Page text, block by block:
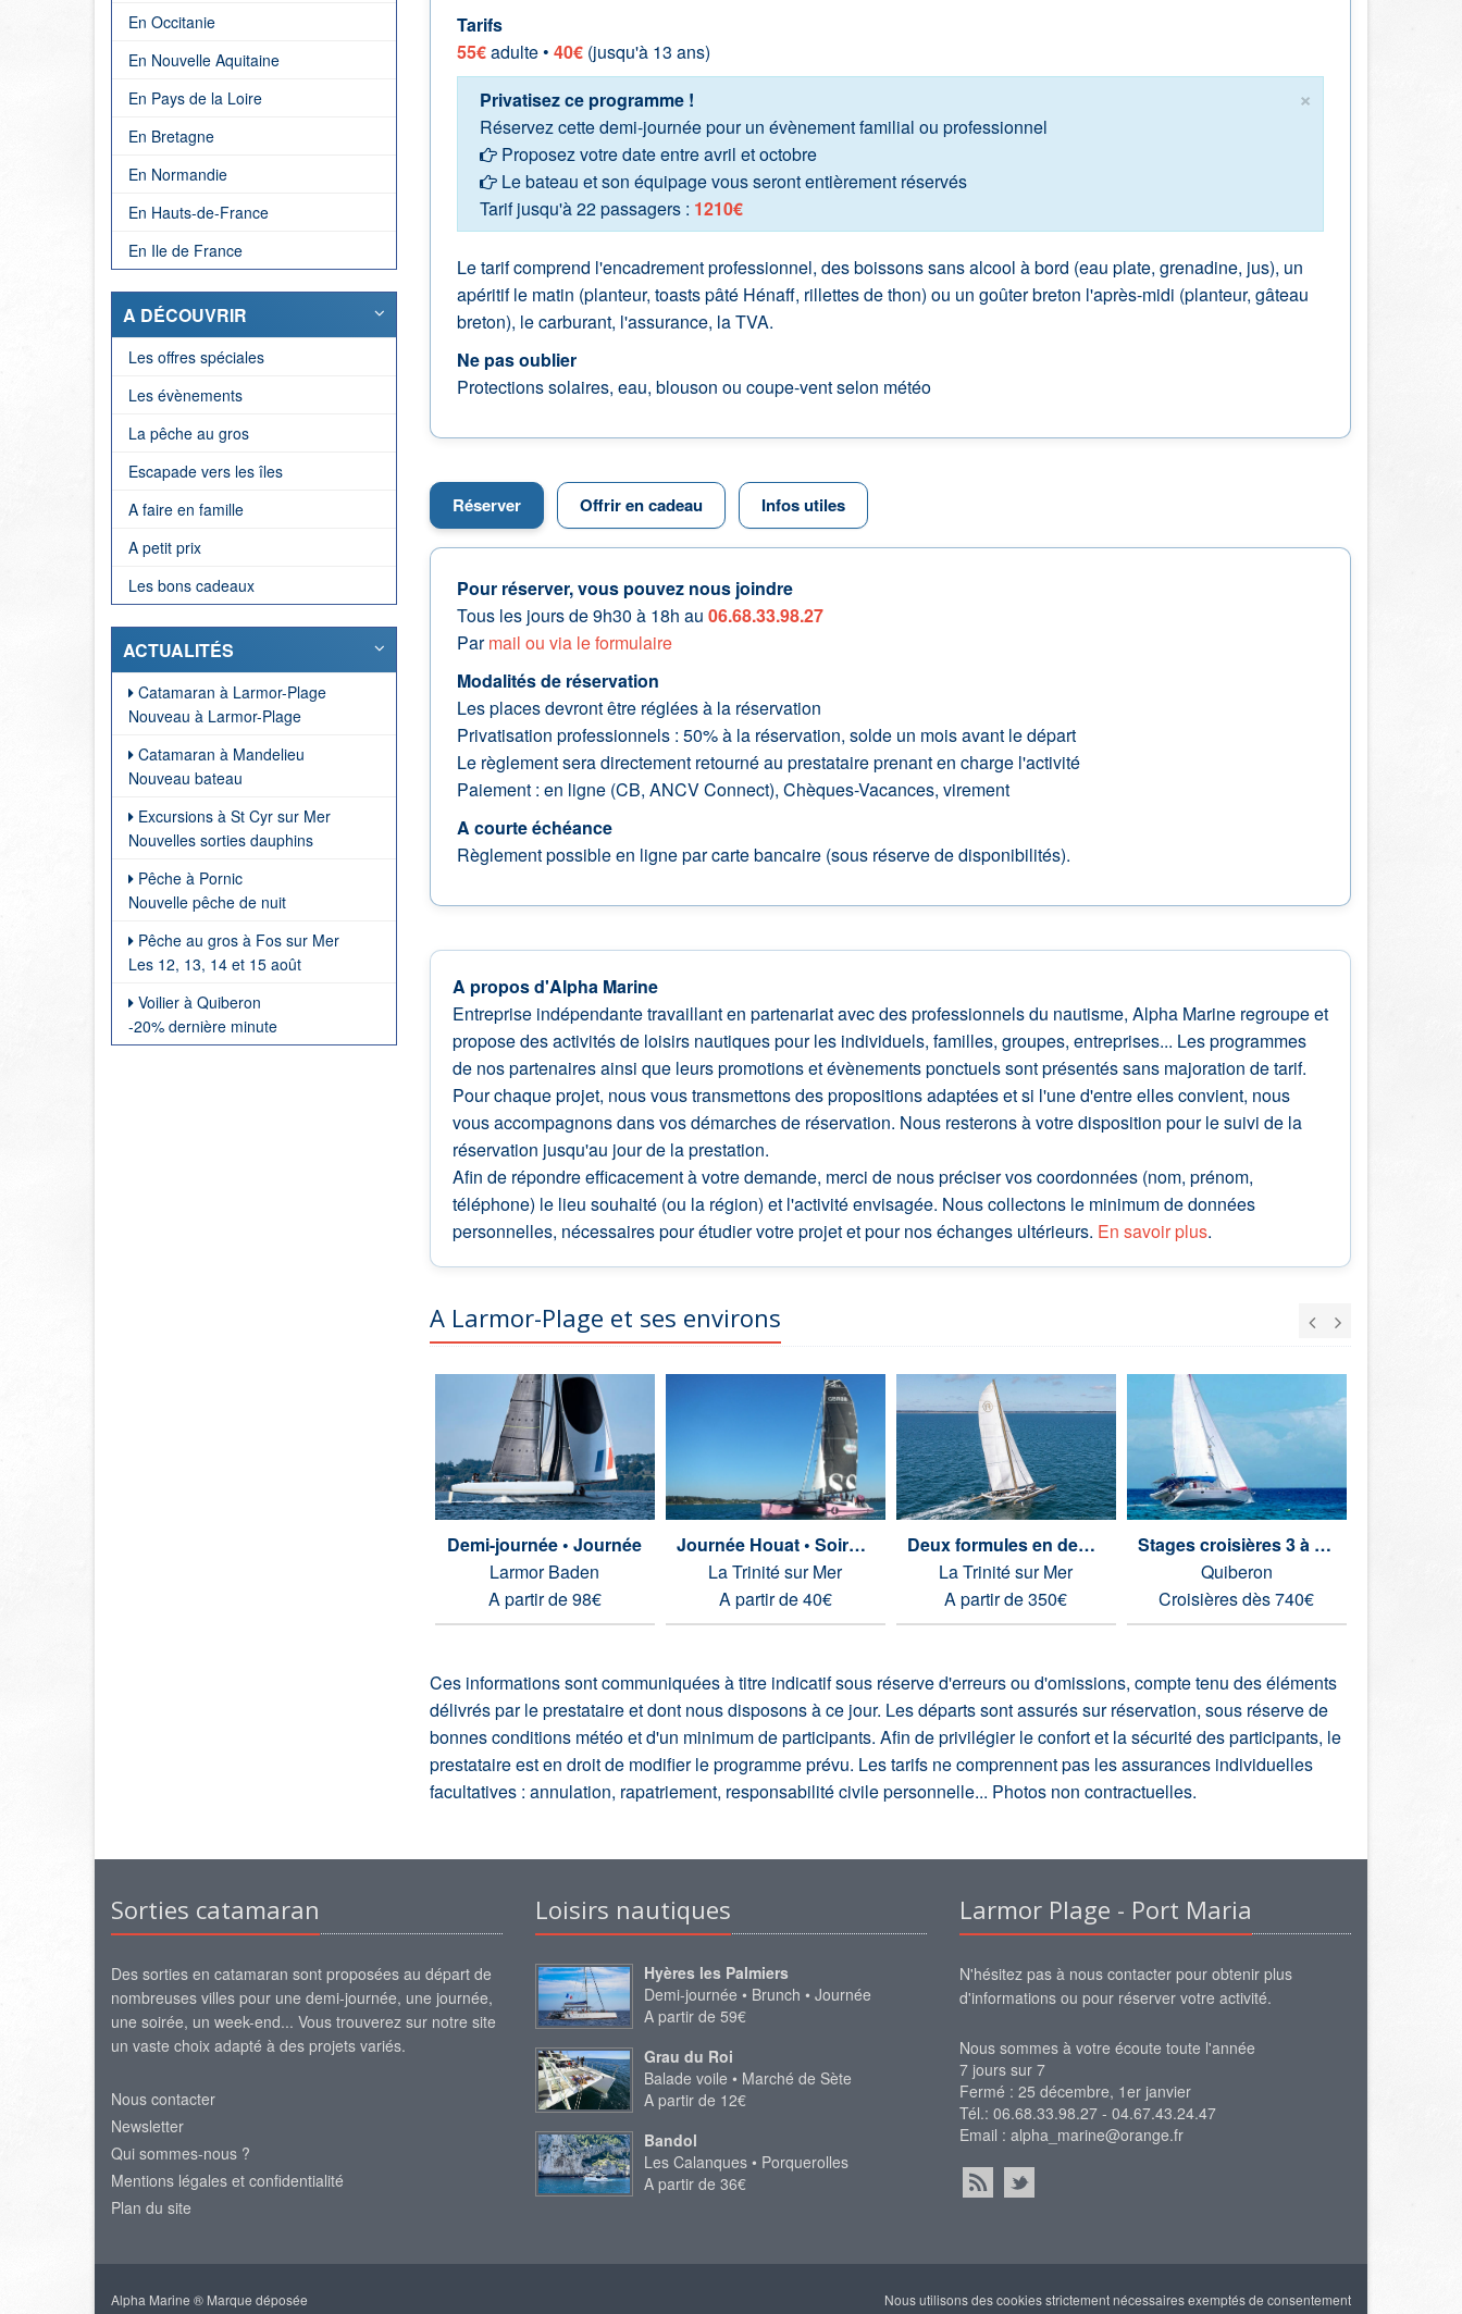
Tarifs
55€adulte • 40€(jusqu'à 13 ans)
×
Privatisez ce programme !
Réservez cette demi-journée pour un évènement familial ou professionnel
Proposez votre date entre avril et octobre
Le bateau et son équipage vous seront entièrement réservés
Tarif jusqu'à 22 passagers : 1210€
Le tarif comprend l'encadrement professionnel, des boissons sans alcool à bord (eau plate, grenadine, jus), un
apéritif le matin (planteur, toasts pâté Hénaff, rillettes de thon) ou un goûter breton l'après-midi (planteur, gâteau
breton), le carburant, l'assurance, la TVA.
Ne pas oublier
Protections solaires, eau, blouson ou coupe-vent selon météo
Réserver Offrir en cadeau Infos utiles
Pour réserver, vous pouvez nous joindre
Tous les jours de 9h30 à 18h au 06.68.33.98.27
Parmail ou via le formulaire
Modalités de réservation
Les places devront être réglées à la réservation
Privatisation professionnels : 50% à la réservation, solde un mois avant le départ
Le règlement sera directement retourné au prestataire prenant en charge l'activité
Paiement : en ligne (CB, ANCV Connect), Chèques-Vacances, virement
A courte échéance
Règlement possible en ligne par carte bancaire (sous réserve de disponibilités).
A propos d'Alpha Marine
Entreprise indépendante travaillant en partenariat avec des professionnels du nautisme, Alpha Marine regroupe et
propose des activités de loisirs nautiques pour les individuels, familles, groupes, entreprises... Les programmes
de nos partenaires ainsi que leurs promotions et évènements ponctuels sont présentés sans majoration de tarif.
Pour chaque projet, nous vous transmettons des propositions adaptées et si l'une d'entre elles convient, nous
vous accompagnons dans vos démarches de réservation. Nous resterons à votre disposition pour le suivi de la
réservation jusqu'au jour de la prestation.
Afin de répondre efficacement à votre demande, merci de nous préciser vos coordonnées (nom, prénom,
téléphone) le lieu souhaité (ou la région) et l'activité envisagée. Nous collectons le minimum de données
personnelles, nécessaires pour étudier votre projet et pour nos échanges ultérieurs. En savoir plus.
A Larmor-Plage et ses environs
Demi-journée • Journée
Larmor Baden
A partir de 98€
Journée Houat • Soirée apéro
La Trinité sur Mer
A partir de 40€
Deux formules en demi-journée
La Trinité sur Mer
A partir de 350€
Stages croisières 3 à 5 jours
Quiberon
Croisières dès 740€
Ces informations sont communiquées à titre indicatif sous réserve d'erreurs ou d'omissions, compte tenu des éléments
délivrés par le prestataire et dont nous disposons à ce jour. Les départs sont assurés sur réservation, sous réserve de
bonnes conditions météo et d'un minimum de participants. Afin de privilégier le confort et la sécurité des participants, le
prestataire est en droit de modifier le programme prévu. Les tarifs ne comprennent pas les assurances individuelles
facultatives : annulation, rapatriement, responsabilité civile personnelle... Photos non contractuelles.
En Occitanie
En Nouvelle Aquitaine
En Pays de la Loire
En Bretagne
En Normandie
En Hauts-de-France
En Ile de France
A DÉCOUVRIR
Les offres spéciales
Les évènements
La pêche au gros
Escapade vers les îles
A faire en famille
A petit prix
Les bons cadeaux
ACTUALITÉS
Catamaran à Larmor-Plage
Nouveau à Larmor-Plage
Catamaran à Mandelieu
Nouveau bateau
Excursions à St Cyr sur Mer
Nouvelles sorties dauphins
Pêche à Pornic
Nouvelle pêche de nuit
Pêche au gros à Fos sur Mer
Les 12, 13, 14 et 15 août
Voilier à Quiberon
-20% dernière minute
Sorties catamaran
Des sorties en catamaran sont proposées au départ de
nombreuses villes pour une demi-journée, une journée,
une soirée, un week-end... Vous trouverez sur notre site
un vaste choix adapté à des projets variés.
Nous contacter
Newsletter
Qui sommes-nous ?
Mentions légales et confidentialité
Plan du site
Loisirs nautiques
Hyères les Palmiers
Demi-journée • Brunch • Journée
A partir de 59€
Grau du Roi
Balade voile • Marché de Sète
A partir de 12€
Bandol
Les Calanques • Porquerolles
A partir de 36€
Larmor Plage - Port Maria
N'hésitez pas à nous contacter pour obtenir plus
d'informations ou pour réserver votre activité.
Nous sommes à votre écoute toute l'année
7 jours sur 7
Fermé : 25 décembre, 1er janvier
Tél.: 06.68.33.98.27 - 04.67.43.24.47
Email : alpha_marine@orange.fr
Alpha Marine ® Marque déposée
Nous utilisons des cookies strictement nécessaires exemptés de consentement